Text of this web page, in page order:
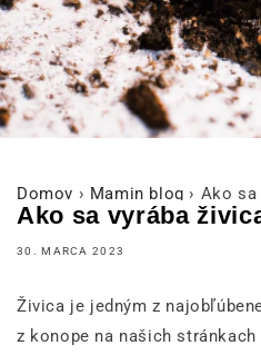
Domov › Mamin blog › Ako sa
Ako sa vyrába
30. MARCA 2023
Živica je jedným z
z konope na našich stránkach